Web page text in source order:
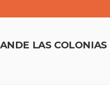
LAS COLONIAS